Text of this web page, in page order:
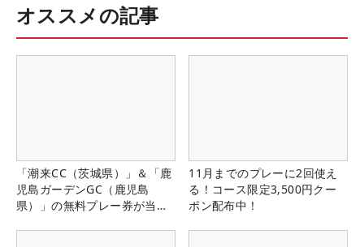
オススメの記事
「潮来CC（茨城県）」＆「鹿
児島ガーデンGC（鹿児島
県）」の無料プレー券が当た
11月までのプレーに2回使え
る！コース限定3,500円クー
ポン配布中！